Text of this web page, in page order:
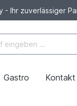
Ihr zuverlässiger
Gastro Kontakt